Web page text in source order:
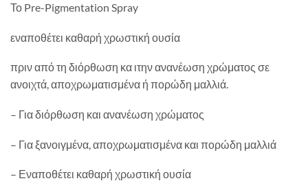
Το Pre-Pigmentation Spray
εναποθέτει καθαρή χρωστική ουσία
πριν από τη διόρθωση κα ιτην ανανέωση χρώματος σε
ανοιχτά, αποχρωματισμένα ή πορώδη μαλλιά.
– Για διόρθωση και ανανέωση χρώματος
– Για ξανοιγμένα, αποχρωματισμένα και πορώδη μαλλιά
– Εναποθέτει καθαρή χρωστική ουσία